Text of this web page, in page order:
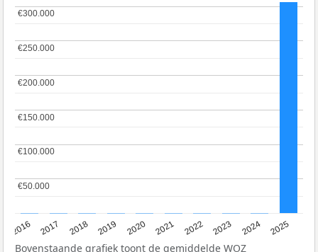
2016 2017 2018 2019 2020 2021 2022 2023 2024 2025
€50.000
€50.000
€100.000
€100.000
€150.000
€150.000
€200.000
€200.000
€250.000
€250.000
€300.000
€300.000
Bovenstaande grafiek toont de gemiddelde WOZ